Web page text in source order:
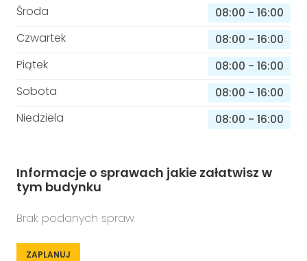
Środa
08:00 - 16:00
Czwartek
08:00 - 16:00
Piątek
08:00 - 16:00
Sobota
08:00 - 16:00
Niedziela
08:00 - 16:00
Informacje o sprawach jakie załatwisz w
tym budynku
Brak podanych spraw
ZAPLANUJ